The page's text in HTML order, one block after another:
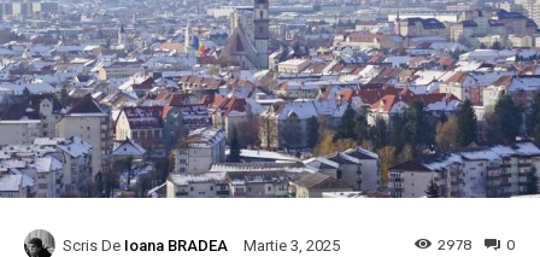
Scris De Ioana BRADEA Martie 3, 2025 0
2978